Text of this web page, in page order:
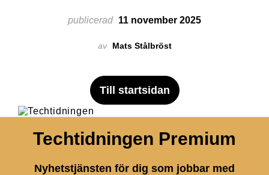
publicerad 11 november 2025
av Mats Stålbröst
Till startsidan
Techtidningen Premium
Nyhetstjänsten för dig som jobbar med